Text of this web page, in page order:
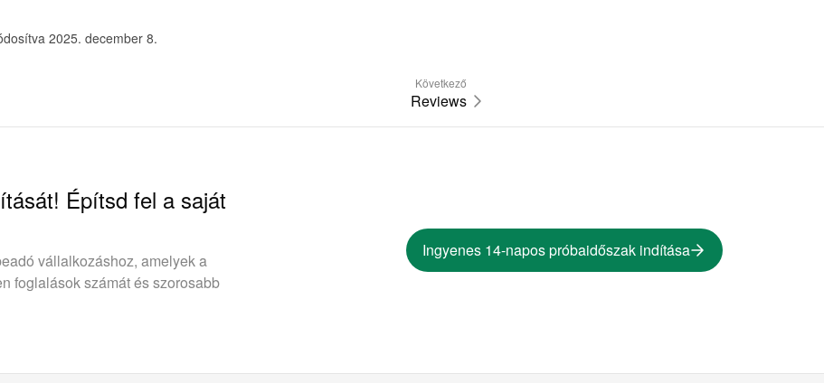
2025. december 8.
Következő
Reviews
Építsd fel a saját
vállalkozáshoz, amelyek a
foglalások számát és szorosabb
Ingyenes 14-napos próbaidőszak indítása